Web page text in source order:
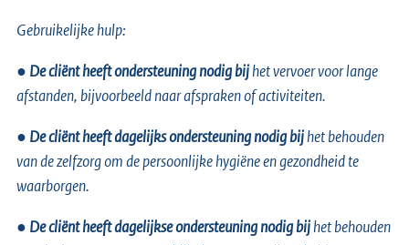
Gebruikelijke hulp:
● De cliënt heeft ondersteuning nodig bijhet vervoer voor lange
afstanden, bijvoorbeeld naar afspraken of activiteiten.
● De cliënt heeft dagelijks ondersteuning nodig bijhet behouden
van de zelfzorg om de persoonlijke hygiëne en gezondheid te
waarborgen.
● De cliënt heeft dagelijkse ondersteuning nodig bijhet behouden